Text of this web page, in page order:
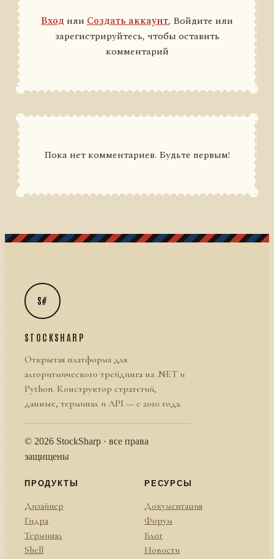
Вход или Создать аккаунт, Войдите или
зарегистрируйтесь, чтобы оставить
комментарий
Пока нет комментариев. Будьте первым!
S#
STOCKSHARP
Открытая платформа для
алгоритмического трейдинга на .NET и
Python. Конструктор стратегий,
данные, терминал и API — с 2010 года.
© 2026 StockSharp · все права
защищены
ПРОДУКТЫ
Дизайнер
Гидра
Терминал
Shell
РЕСУРСЫ
Документация
Форум
Блог
Новости